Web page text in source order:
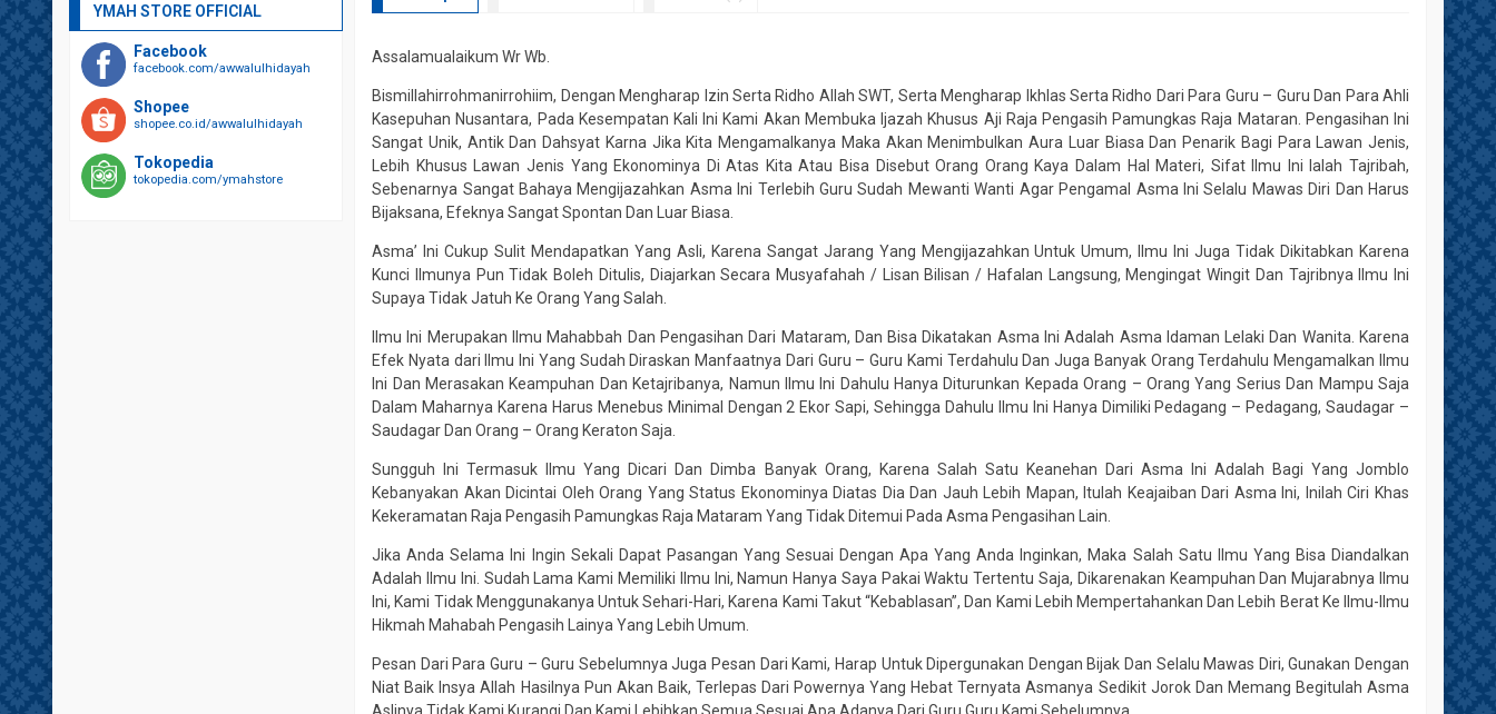
Assalamualaikum Wr Wb.
Bismillahirrohmanirrohiim, Dengan Mengharap Izin Serta Ridho Allah SWT, Serta Mengharap Ikhlas Serta Ridho Dari Para Guru – Guru Dan Para Ahli
Kasepuhan Nusantara, Pada Kesempatan Kali Ini Kami Akan Membuka Ijazah Khusus Aji Raja Pengasih Pamungkas Raja Mataran. Pengasihan Ini
Sangat Unik, Antik Dan Dahsyat Karna Jika Kita Mengamalkanya Maka Akan Menimbulkan Aura Luar Biasa Dan Penarik Bagi Para Lawan Jenis,
Lebih Khusus Lawan Jenis Yang Ekonominya Di Atas Kita Atau Bisa Disebut Orang Orang Kaya Dalam Hal Materi, Sifat Ilmu Ini Ialah Tajribah,
Sebenarnya Sangat Bahaya Mengijazahkan Asma Ini Terlebih Guru Sudah Mewanti Wanti Agar Pengamal Asma Ini Selalu Mawas Diri Dan Harus
Bijaksana, Efeknya Sangat Spontan Dan Luar Biasa.
Asma’ Ini Cukup Sulit Mendapatkan Yang Asli, Karena Sangat Jarang Yang Mengijazahkan Untuk Umum, Ilmu Ini Juga Tidak Dikitabkan Karena
Kunci Ilmunya Pun Tidak Boleh Ditulis, Diajarkan Secara Musyafahah / Lisan Bilisan / Hafalan Langsung, Mengingat Wingit Dan Tajribnya Ilmu Ini
Supaya Tidak Jatuh Ke Orang Yang Salah.
Ilmu Ini Merupakan Ilmu Mahabbah Dan Pengasihan Dari Mataram, Dan Bisa Dikatakan Asma Ini Adalah Asma Idaman Lelaki Dan Wanita. Karena
Efek Nyata dari Ilmu Ini Yang Sudah Diraskan Manfaatnya Dari Guru – Guru Kami Terdahulu Dan Juga Banyak Orang Terdahulu Mengamalkan Ilmu
Ini Dan Merasakan Keampuhan Dan Ketajribanya, Namun Ilmu Ini Dahulu Hanya Diturunkan Kepada Orang – Orang Yang Serius Dan Mampu Saja
Dalam Maharnya Karena Harus Menebus Minimal Dengan 2 Ekor Sapi, Sehingga Dahulu Ilmu Ini Hanya Dimiliki Pedagang – Pedagang, Saudagar –
Saudagar Dan Orang – Orang Keraton Saja.
Sungguh Ini Termasuk Ilmu Yang Dicari Dan Dimba Banyak Orang, Karena Salah Satu Keanehan Dari Asma Ini Adalah Bagi Yang Jomblo
Kebanyakan Akan Dicintai Oleh Orang Yang Status Ekonominya Diatas Dia Dan Jauh Lebih Mapan, Itulah Keajaiban Dari Asma Ini, Inilah Ciri Khas
Kekeramatan Raja Pengasih Pamungkas Raja Mataram Yang Tidak Ditemui Pada Asma Pengasihan Lain.
Jika Anda Selama Ini Ingin Sekali Dapat Pasangan Yang Sesuai Dengan Apa Yang Anda Inginkan, Maka Salah Satu Ilmu Yang Bisa Diandalkan
Adalah Ilmu Ini. Sudah Lama Kami Memiliki Ilmu Ini, Namun Hanya Saya Pakai Waktu Tertentu Saja, Dikarenakan Keampuhan Dan Mujarabnya Ilmu
Ini, Kami Tidak Menggunakanya Untuk Sehari-Hari, Karena Kami Takut “Kebablasan”, Dan Kami Lebih Mempertahankan Dan Lebih Berat Ke Ilmu-Ilmu
Hikmah Mahabah Pengasih Lainya Yang Lebih Umum.
Pesan Dari Para Guru – Guru Sebelumnya Juga Pesan Dari Kami, Harap Untuk Dipergunakan Dengan Bijak Dan Selalu Mawas Diri, Gunakan Dengan
Niat Baik Insya Allah Hasilnya Pun Akan Baik, Terlepas Dari Powernya Yang Hebat Ternyata Asmanya Sedikit Jorok Dan Memang Begitulah Asma
YMAH STORE OFFICIAL
Facebook
facebook.com/awwalulhidayah
Shopee
shopee.co.id/awwalulhidayah
Tokopedia
tokopedia.com/ymahstore